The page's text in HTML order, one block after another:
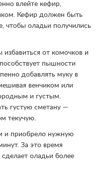
влейте кефир,
Кефир должен быть
чтобы оладьи получились
избавиться от комочков и
пышности
добавлять муку в
венчиком или
и густым.
густую сметану —
текучую.
и приобрело нужную
За это время
сделает оладьи более